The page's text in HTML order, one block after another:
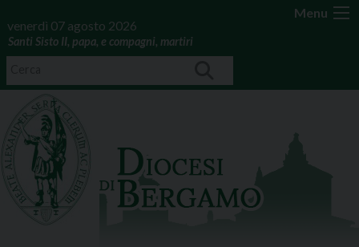
Menu
venerdì 07 agosto 2026
Santi Sisto II, papa, e compagni, martiri